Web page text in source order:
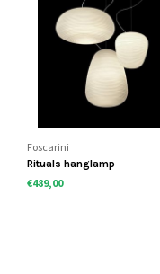
Foscarini
Rituals hanglamp
€489,00